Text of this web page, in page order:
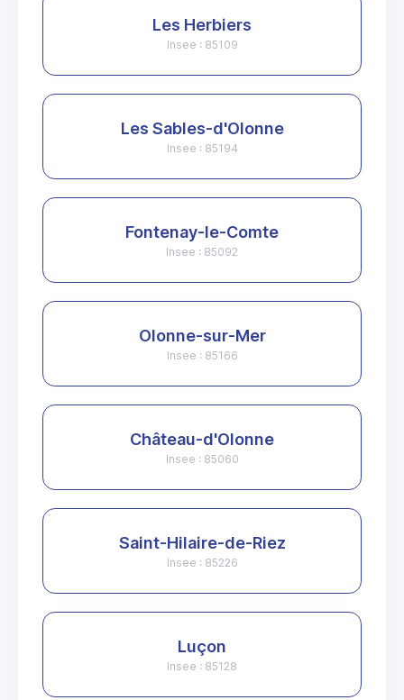
Les Herbiers
Insee : 85109
Les Sables-d'Olonne
Insee : 85194
Fontenay-le-Comte
Insee : 85092
Olonne-sur-Mer
Insee : 85166
Château-d'Olonne
Insee : 85060
Saint-Hilaire-de-Riez
Insee : 85226
Luçon
Insee : 85128